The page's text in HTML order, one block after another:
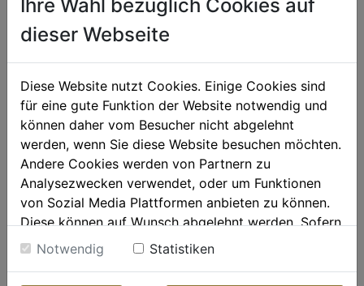
jederzeit gerne zur Verfügung.
jede Rückmeldung unter:
fkm@wkooe.at

CATEGORY
KOSMETIK
Diese Gut für dich-Blogbeiträge könnten Sie auch
interessieren
So gelingt das Ball-Make-Up
Ihre Wahl bezüglich Cookies auf
dieser Webseite
Diese Website nutzt Cookies. Einige Cookies sind
für eine gute Funktion der Website notwendig und
können daher vom Besucher nicht abgelehnt
werden, wenn Sie diese Website besuchen möchten.
Andere Cookies werden von Partnern zu
Analysezwecken verwendet, oder um Funktionen
von Sozial Media Plattformen anbieten zu können.
Diese können auf Wunsch abgelehnt werden. Sofern
sie unsere Webseite weiter nutzen, geben Sie
Einwilligung zu unseren Cookies.
Notwendig Statistiken